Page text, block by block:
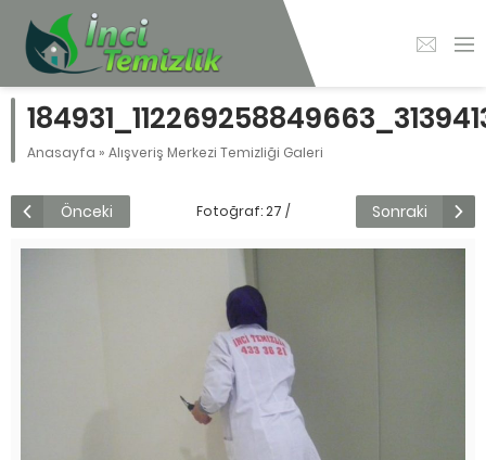
Anasayfa » Alışveriş Merkezi Temizliği Galeri
Önceki
Fotoğraf: 27 /
Sonraki